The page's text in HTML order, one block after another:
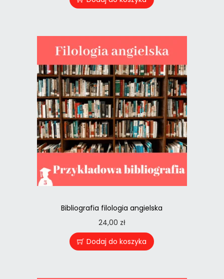
Bibliografia filologia angielska
24,00 zł
Dodaj do koszyka